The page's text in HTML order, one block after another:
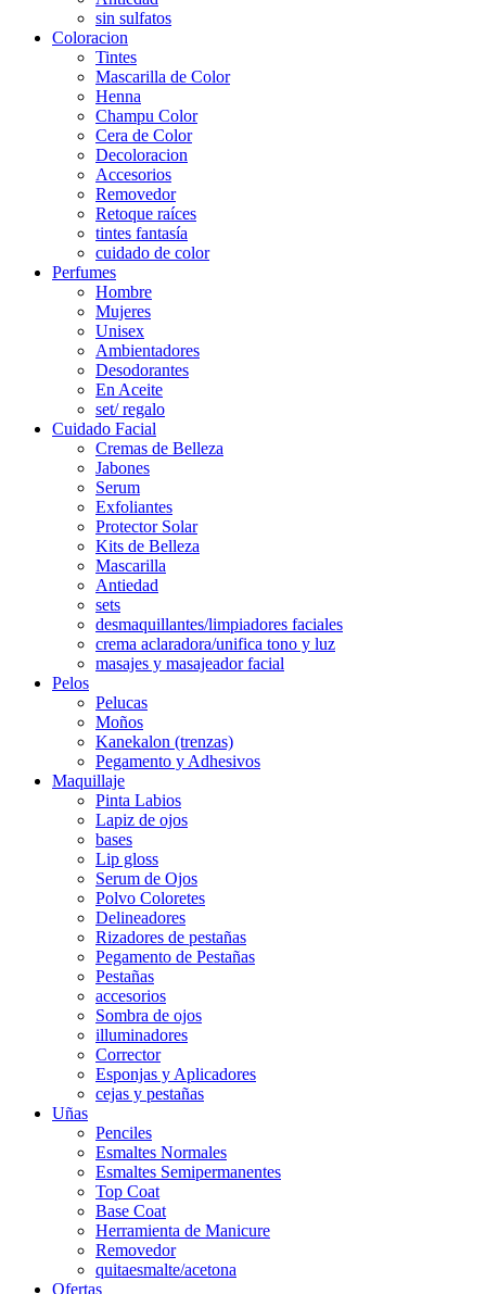
sin sulfatos
Coloracion
Tintes
Mascarilla de Color
Henna
Champu Color
Cera de Color
Decoloracion
Accesorios
Removedor
Retoque raíces
tintes fantasía
cuidado de color
Perfumes
Hombre
Mujeres
Unisex
Ambientadores
Desodorantes
En Aceite
set/ regalo
Cuidado Facial
Cremas de Belleza
Jabones
Serum
Exfoliantes
Protector Solar
Kits de Belleza
Mascarilla
Antiedad
sets
desmaquillantes/limpiadores faciales
crema aclaradora/unifica tono y luz
masajes y masajeador facial
Pelos
Pelucas
Moños
Kanekalon (trenzas)
Pegamento y Adhesivos
Maquillaje
Pinta Labios
Lapiz de ojos
bases
Lip gloss
Serum de Ojos
Polvo Coloretes
Delineadores
Rizadores de pestañas
Pegamento de Pestañas
Pestañas
accesorios
Sombra de ojos
illuminadores
Corrector
Esponjas y Aplicadores
cejas y pestañas
Uñas
Penciles
Esmaltes Normales
Esmaltes Semipermanentes
Top Coat
Base Coat
Herramienta de Manicure
Removedor
quitaesmalte/acetona
Ofertas